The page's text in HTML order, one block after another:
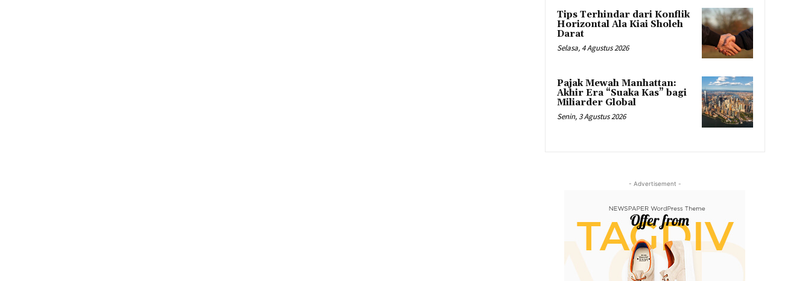
Tips Terhindar dari Konflik
Horizontal Ala Kiai Sholeh
Darat
Selasa, 4 Agustus 2026
Pajak Mewah Manhattan:
Akhir Era “Suaka Kas” bagi
Miliarder Global
Senin, 3 Agustus 2026
- Advertisement -